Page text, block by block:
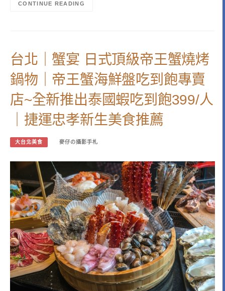
CONTINUE READING
台北｜蟹宴 日式頂級帝王蟹燒烤
鍋物｜帝王蟹海鮮盤吃到飽專賣
店~全新推出泰國蝦吃到飽399/人
｜捷運忠孝新生美食推薦
大台北美食 麥仔の攝影手札